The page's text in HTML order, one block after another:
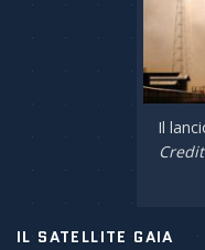
Il
IL SATELLITE GAIA